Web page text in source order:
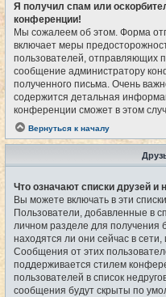
Я получил спам или
конференции!
Мы сожалеем об этом. Форма
включает меры
пользователей, отправляющих
сообщение администратору
полученного письма. Очень
содержится детальная
конференции сможет в этом
Вернуться к началу
Что означают списки друзей и
Вы можете включать в эти
Пользователи, добавленные в
личном разделе для получения
находятся ли они сейчас в
Сообщения от этих
поддерживается стилем
пользователей в список
сообщения будут скрыты по